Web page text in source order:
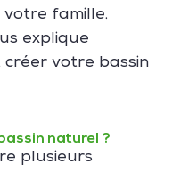
famille.
explique
votre bassin
naturel ?
plusieurs